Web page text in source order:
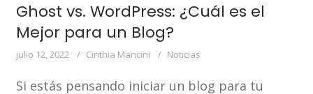
Ghost vs. WordPress: ¿Cuál es el
Mejor para un Blog?
julio 12, 2022 Cinthia Mancini Noticias
Si estás pensando iniciar un blog para tu